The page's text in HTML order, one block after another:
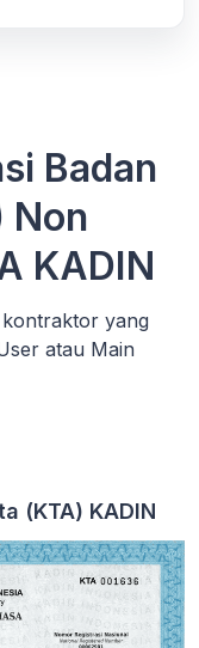
Badan
Non
KADIN
yang
atau Main
(KTA) KADIN